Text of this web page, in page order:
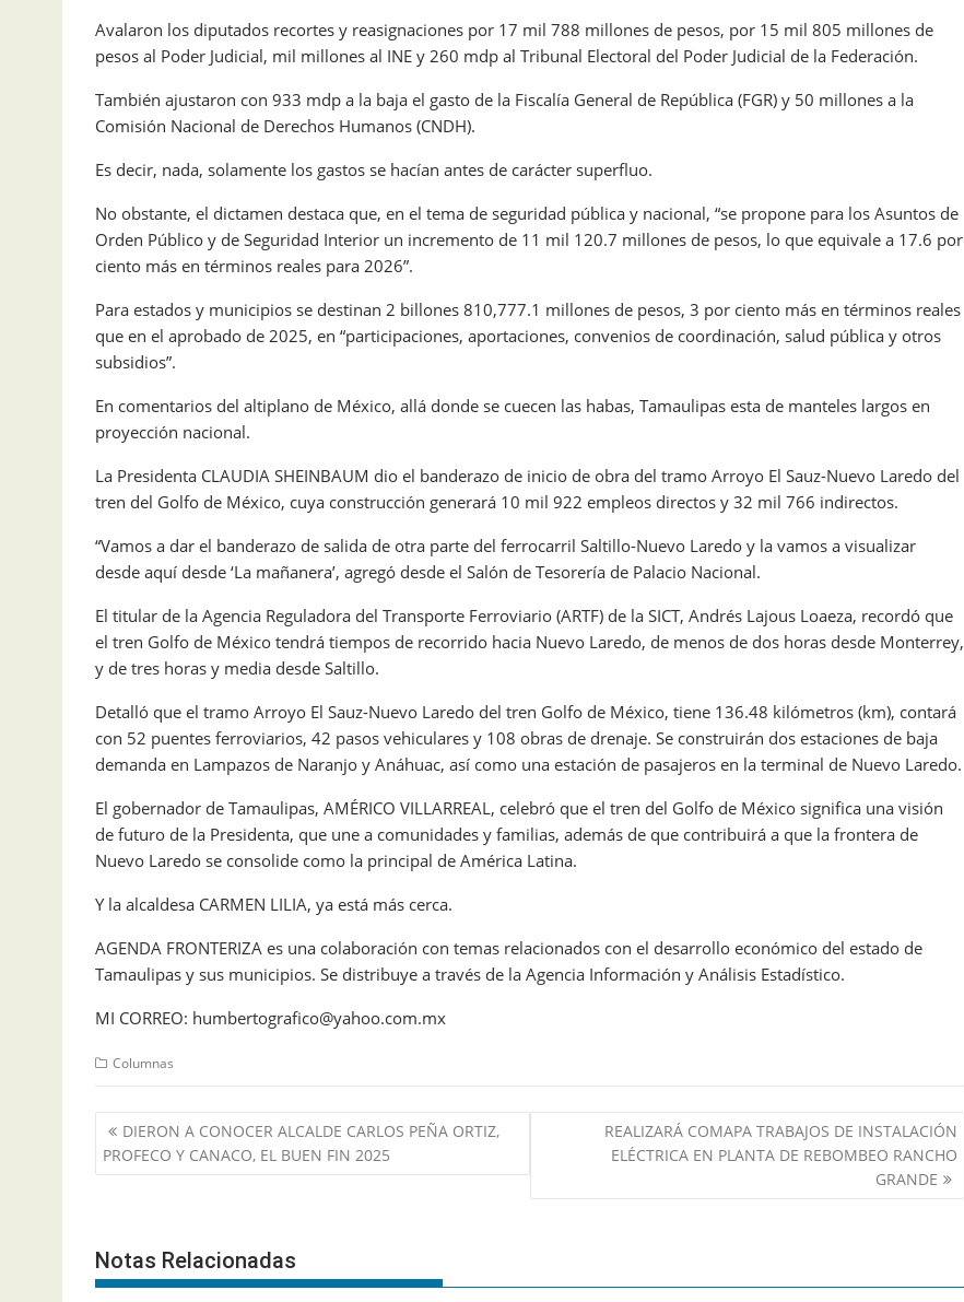
Avalaron los diputados recortes y reasignaciones por 17 mil 788 millones de pesos, por 15 mil 805 millones de
pesos al Poder Judicial, mil millones al INE y 260 mdp al Tribunal Electoral del Poder Judicial de la Federación.
También ajustaron con 933 mdp a la baja el gasto de la Fiscalía General de República (FGR) y 50 millones a la
Comisión Nacional de Derechos Humanos (CNDH).
Es decir, nada, solamente los gastos se hacían antes de carácter superfluo.
No obstante, el dictamen destaca que, en el tema de seguridad pública y nacional, “se propone para los Asuntos de
Orden Público y de Seguridad Interior un incremento de 11 mil 120.7 millones de pesos, lo que equivale a 17.6 por
ciento más en términos reales para 2026”.
Para estados y municipios se destinan 2 billones 810,777.1 millones de pesos, 3 por ciento más en términos reales
que en el aprobado de 2025, en “participaciones, aportaciones, convenios de coordinación, salud pública y otros
subsidios”.
En comentarios del altiplano de México, allá donde se cuecen las habas, Tamaulipas esta de manteles largos en
proyección nacional.
La Presidenta CLAUDIA SHEINBAUM dio el banderazo de inicio de obra del tramo Arroyo El Sauz-Nuevo Laredo del
tren del Golfo de México, cuya construcción generará 10 mil 922 empleos directos y 32 mil 766 indirectos.
“Vamos a dar el banderazo de salida de otra parte del ferrocarril Saltillo-Nuevo Laredo y la vamos a visualizar
desde aquí desde ‘La mañanera’, agregó desde el Salón de Tesorería de Palacio Nacional.
El titular de la Agencia Reguladora del Transporte Ferroviario (ARTF) de la SICT, Andrés Lajous Loaeza, recordó que
el tren Golfo de México tendrá tiempos de recorrido hacia Nuevo Laredo, de menos de dos horas desde Monterrey,
y de tres horas y media desde Saltillo.
Detalló que el tramo Arroyo El Sauz-Nuevo Laredo del tren Golfo de México, tiene 136.48 kilómetros (km), contará
con 52 puentes ferroviarios, 42 pasos vehiculares y 108 obras de drenaje. Se construirán dos estaciones de baja
demanda en Lampazos de Naranjo y Anáhuac, así como una estación de pasajeros en la terminal de Nuevo Laredo.
El gobernador de Tamaulipas, AMÉRICO VILLARREAL, celebró que el tren del Golfo de México significa una visión
de futuro de la Presidenta, que une a comunidades y familias, además de que contribuirá a que la frontera de
Nuevo Laredo se consolide como la principal de América Latina.
Y la alcaldesa CARMEN LILIA, ya está más cerca.
AGENDA FRONTERIZA es una colaboración con temas relacionados con el desarrollo económico del estado de
Tamaulipas y sus municipios. Se distribuye a través de la Agencia Información y Análisis Estadístico.
MI CORREO: humbertografico@yahoo.com.mx
Columnas
Navegación
de
entradas
DIERON A CONOCER ALCALDE CARLOS PEÑA ORTIZ,
PROFECO Y CANACO, EL BUEN FIN 2025
REALIZARÁ COMAPA TRABAJOS DE INSTALACIÓN
ELÉCTRICA EN PLANTA DE REBOMBEO RANCHO
GRANDE
Notas Relacionadas